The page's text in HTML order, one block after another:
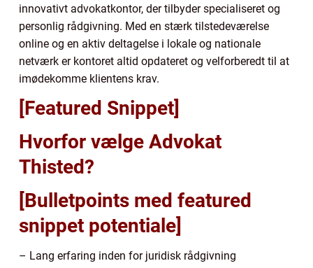
innovativt advokatkontor, der tilbyder specialiseret og
personlig rådgivning. Med en stærk tilstedeværelse
online og en aktiv deltagelse i lokale og nationale
netværk er kontoret altid opdateret og velforberedt til at
imødekomme klientens krav.
[Featured Snippet]
Hvorfor vælge Advokat
Thisted?
[Bulletpoints med featured
snippet potentiale]
– Lang erfaring inden for juridisk rådgivning